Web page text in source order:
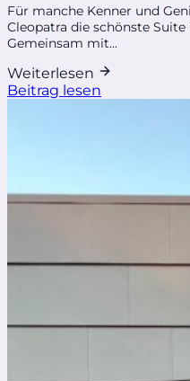
Für manche Kenner und
Cleopatra die schönste
Gemeinsam mit...
Weiterlesen
Beitrag lesen